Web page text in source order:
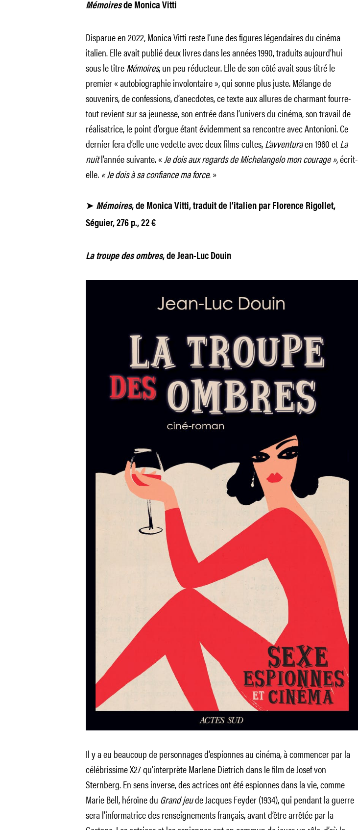
Mémoiresde Monica Vitti
Disparue en 2022, Monica Vitti reste l’une des figures légendaires du cinéma
italien. Elle avait publié deux livres dans les années 1990, traduits aujourd’hui
sous le titreMémoires, un peu réducteur. Elle de son côté avait sous-titré le
premier « autobiographie involontaire », qui sonne plus juste. Mélange de
souvenirs, de confessions, d’anecdotes, ce texte aux allures de charmant fourre-
tout revient sur sa jeunesse, son entrée dans l’univers du cinéma, son travail de
réalisatrice, le point d’orgue étant évidemment sa rencontre avec Antonioni. Ce
dernier fera d’elle une vedette avec deux films-cultes,L’avventuraen 1960 etLa
nuitl’année suivante. «Je dois aux regards de Michelangelo mon courage »,écrit-
elle. « Je dois à sa confiance ma force. »
➤ Mémoires, de Monica Vitti, traduit de l’italien par Florence Rigollet,
Séguier, 276 p., 22 €
La troupe des ombres, de Jean-Luc Douin
Il y a eu beaucoup de personnages d’espionnes au cinéma, à commencer par la
célébrissime X27 qu’interprète Marlene Dietrich dans le film de Josef von
Sternberg. En sens inverse, des actrices ont été espionnes dans la vie, comme
Marie Bell, héroïne du Grand jeude Jacques Feyder (1934), qui pendant la guerre
sera l’informatrice des renseignements français, avant d’être arrêtée par la